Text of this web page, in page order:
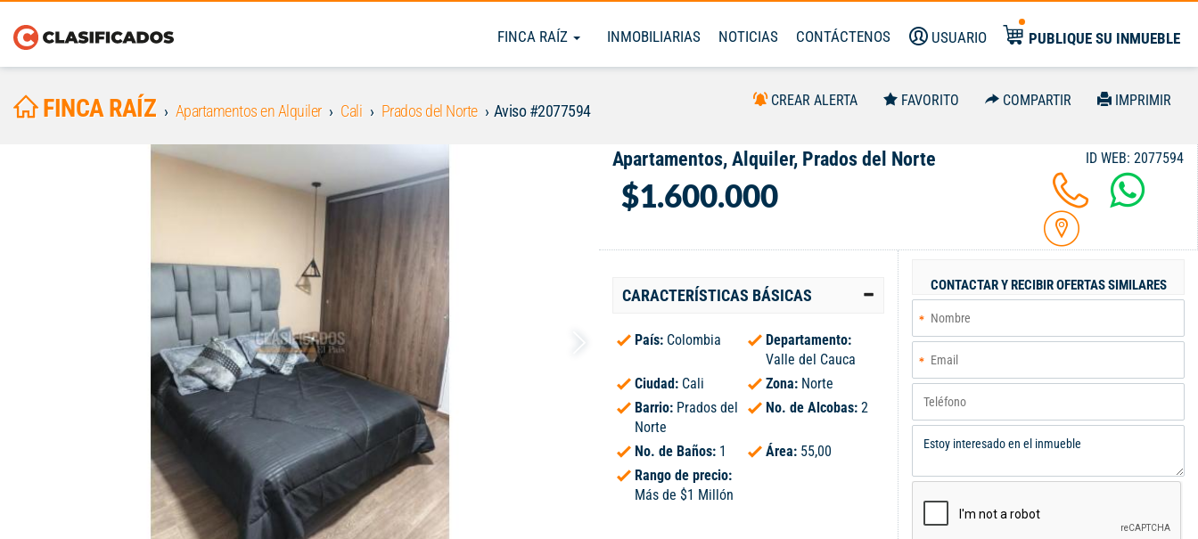
FINCA RAÍZ INMOBILIARIAS NOTICIAS CONTÁCTENOS USUARIO PUBLIQUE SU INMUEBLE
FINCA RAÍZ Apartamentos en Alquiler Cali Prados del Norte Aviso #2077594
CREAR ALERTA FAVORITO COMPARTIR IMPRIMIR
Apartamentos, Alquiler, Prados del Norte
$1.600.000
ID WEB: 2077594
CARACTERÍSTICAS BÁSICAS
País: Colombia
Departamento:
Valle del Cauca
Ciudad: Cali Zona: Norte
Barrio: Prados del
Norte
No. de Alcobas: 2
No. de Baños: 1 Área: 55,00
Rango de precio:
Más de $1 Millón
CONTACTAR Y RECIBIR OFERTAS SIMILARES